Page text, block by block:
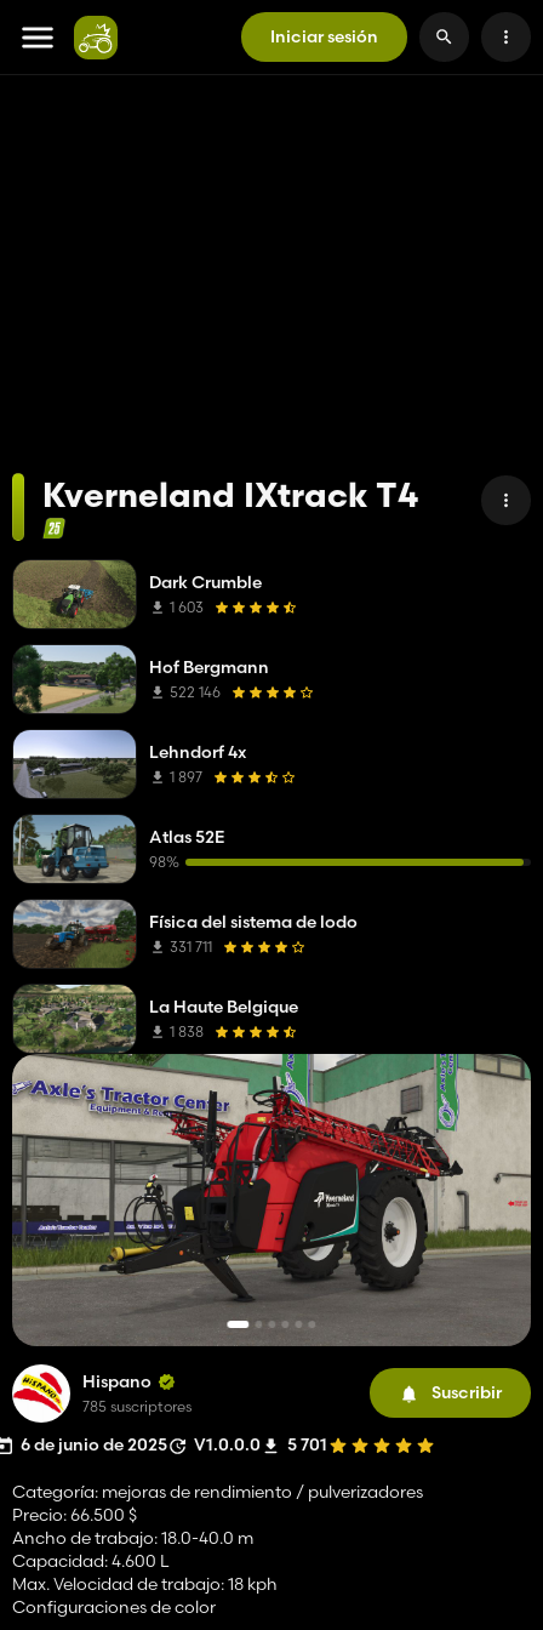
Iniciar sesión
Kverneland IXtrack T4
Hispano
785 suscriptores
Suscribir
6 de junio de 2025 V1.0.0.0 5 701
Categoría: mejoras de rendimiento / pulverizadores
Precio: 66.500 $
Ancho de trabajo: 18.0-40.0 m
Capacidad: 4.600 L
Max. Velocidad de trabajo: 18 kph
Configuraciones de color
Dark Crumble
1 603
Hof Bergmann
522 146
Lehndorf 4x
1 897
Atlas 52E
98%
Física del sistema de lodo
331 711
La Haute Belgique
1 838